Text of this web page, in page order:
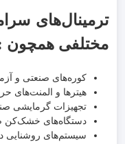
ترمینال‌های
مختلفی همچون
کوره‌های صنعتی و
هیترها و المنت‌های
تجهیزات گرمایشی
دستگاه‌های خشک‌کن
سیستم‌های روشنایی